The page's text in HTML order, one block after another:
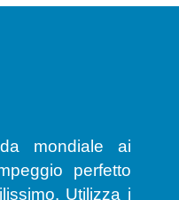
mondiale ai
perfetto
Utilizza i